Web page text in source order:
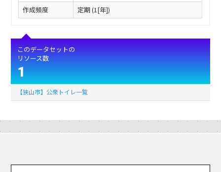
作成頻度
定期 (1[年])
このデータセットの
リソース数
1
【狭山市】公衆トイレ一覧